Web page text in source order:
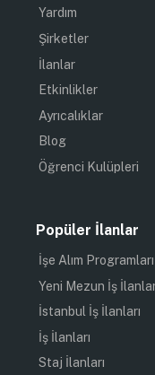
Yardım
Şirketler
İlanlar
Etkinlikler
Ayrıcalıklar
Blog
Öğrenci Kulüpleri
Popüler İlanlar
İşe Alım Programları
Yeni Mezun İş
İstanbul İş İlanları
İş İlanları
Staj İlanları